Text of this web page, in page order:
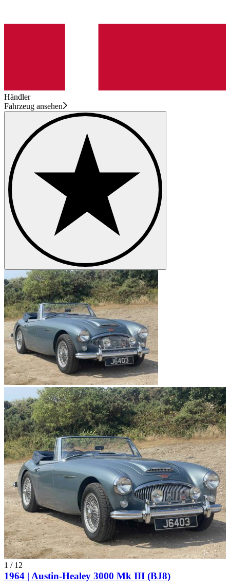
Händler
Fahrzeug ansehen
1 / 12
1964 | Austin-Healey 3000 Mk III (BJ8)